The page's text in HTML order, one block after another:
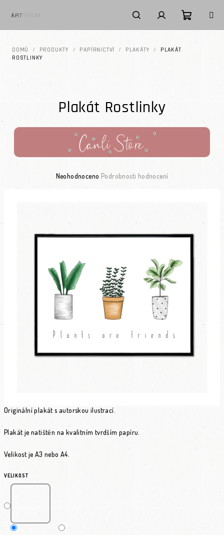
Hledat PřihlášeníNákupní
DOMŮ / PRODUKTY / PAPÍRNICTVÍ / PLAKÁTY /
PLAKÁT
ROSTLINKY
Originální plakát s autorskou ilustrací.
Plakát je natištěn na kvalitním tvrdším papíru.
Velikost je A3 nebo A4.
VELIKOST
Plakát Rostlinky
Průměrné hodnocení produktu je 0,0 z 5 hvězdiček.
Neohodnoceno Podrobnosti hodnocení